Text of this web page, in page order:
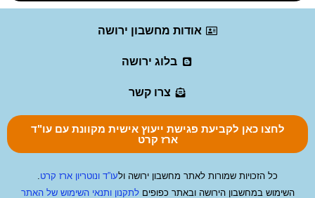
AI-POWERED אודות מחשבון ירושה
בלוג ירושה
צרו קשר
לחצו כאן לקביעת פגישת ייעוץ אישית מקוונת עם עו"ד
ארז קרט
כל הזכויות שמורות לאתר מחשבון ירושה ולעו”ד ונוטריון ארז קרט
השימוש במחשבון הירושה ובאתר כפופיםלתקנון ותנאי השימוש של האתר